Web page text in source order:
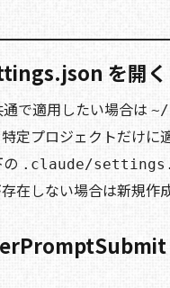
を開く
で適用したい場合は
定プロジェクトだけに
.claude/
在しない場合は新規作